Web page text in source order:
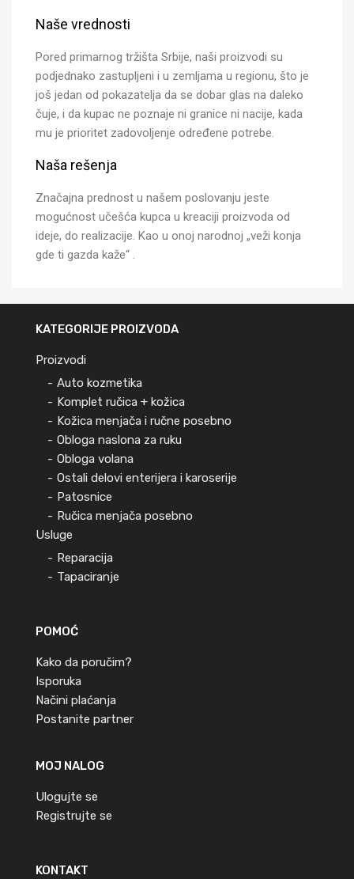
Naše vrednosti
Pored primarnog tržišta Srbije, naši proizvodi su
podjednako zastupljeni i u zemljama u regionu, što je
još jedan od pokazatelja da se dobar glas na daleko
čuje, i da kupac ne poznaje ni granice ni nacije, kada
mu je prioritet zadovoljenje određene potrebe.
Naša rešenja
Značajna prednost u našem poslovanju jeste
mogućnost učešća kupca u kreaciji proizvoda od
ideje, do realizacije. Kao u onoj narodnoj „veži konja
gde ti gazda kaže“ .
KATEGORIJE PROIZVODA
Proizvodi
Auto kozmetika
Komplet ručica + kožica
Kožica menjača i ručne posebno
Obloga naslona za ruku
Obloga volana
Ostali delovi enterijera i karoserije
Patosnice
Ručica menjača posebno
Usluge
Reparacija
Tapaciranje
POMOĆ
Kako da poručim?
Isporuka
Načini plaćanja
Postanite partner
MOJ NALOG
Ulogujte se
Registrujte se
KONTAKT